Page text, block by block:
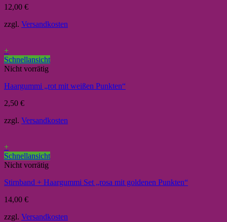
12,00 €
zzgl. Versandkosten
+
Schnellansicht
Nicht vorrätig
Haargummi „rot mit weißen Punkten“
2,50 €
zzgl. Versandkosten
+
Schnellansicht
Nicht vorrätig
Stirnband + Haargummi Set „rosa mit goldenen Punkten“
14,00 €
zzgl. Versandkosten